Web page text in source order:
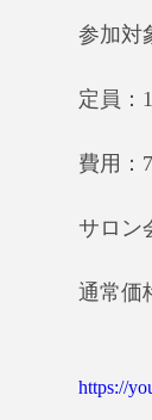
参加対
定員：
費用：
サロン
通常価
https://